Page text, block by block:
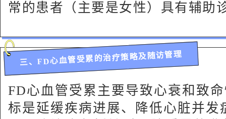
常的患者（主要是女性）具有辅助
三、FD心血管受累的治疗策略及随访管理
FD心血管受累主要导致心衰和致
标是延缓疾病进展、降低心脏并发